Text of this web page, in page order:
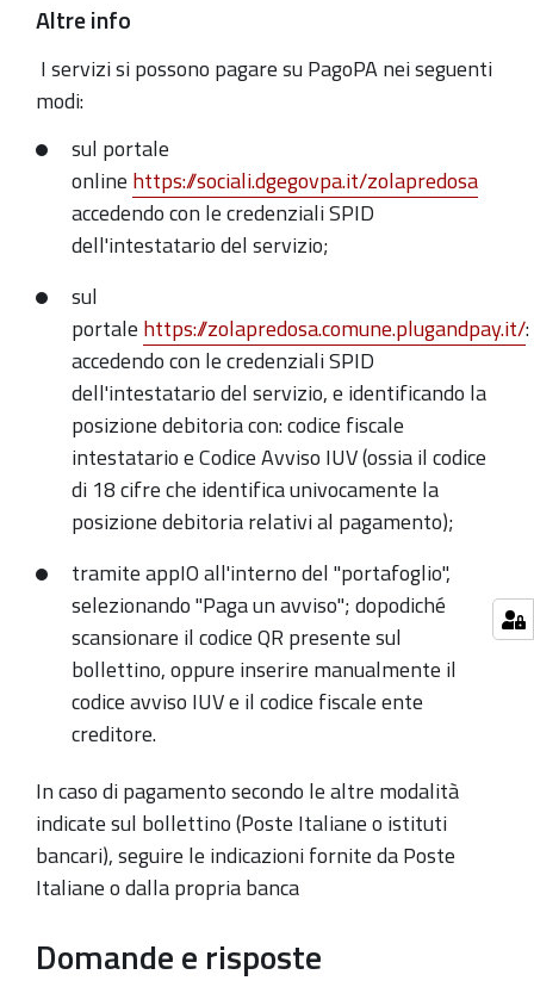
Altre info
I servizi si possono pagare su PagoPA nei seguenti
modi:
sul portale
online https://sociali.dgegovpa.it/zolapredosa
accedendo con le credenziali SPID
dell'intestatario del servizio;
sul
portale https://zolapredosa.comune.plugandpay.it/:
accedendo con le credenziali SPID
dell'intestatario del servizio, e identificando la
posizione debitoria con: codice fiscale
intestatario e Codice Avviso IUV (ossia il codice
di 18 cifre che identifica univocamente la
posizione debitoria relativi al pagamento);
tramite appIO all'interno del "portafoglio",
selezionando "Paga un avviso"; dopodiché
scansionare il codice QR presente sul
bollettino, oppure inserire manualmente il
codice avviso IUV e il codice fiscale ente
creditore.
In caso di pagamento secondo le altre modalità
indicate sul bollettino (Poste Italiane o istituti
bancari), seguire le indicazioni fornite da Poste
Italiane o dalla propria banca
Domande e risposte